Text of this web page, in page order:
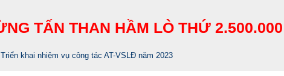
TẤN THAN HẦM LÒ THỨ
khai nhiệm vụ công tác AT-VSLĐ năm 2023